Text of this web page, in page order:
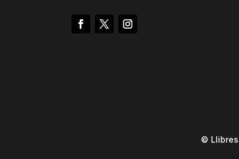
© Llibres